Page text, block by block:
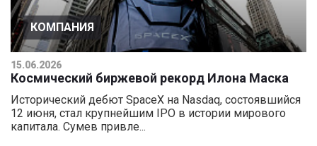
КОМПАНИЯ
15.06.2026
Космический биржевой рекорд Илона Маска
Исторический дебют SpaceX на Nasdaq, состоявшийся
12 июня, стал крупнейшим IPO в истории мирового
капитала. Сумев привле...